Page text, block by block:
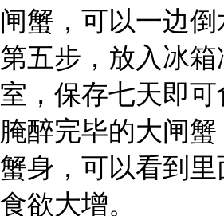
闸蟹，可以一边
第五步，放入冰
室，保存七天即可
腌醉完毕的大闸
蟹身，可以看到
食欲大增。